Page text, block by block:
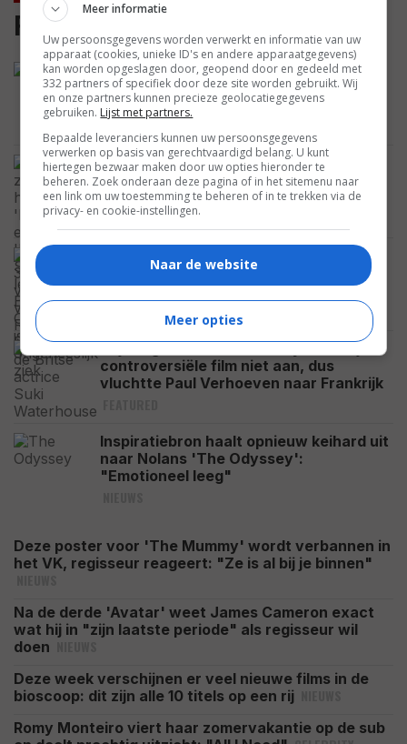
Film
Fans van 'John Wick' opgelet: Bob
Odenkirk schittert volgende week in
brute nieuwe actiehit op Prime Video
We zagen hem in 'Evil Dead' en zelfs
'Doctor Strange': legende Bruce
Campbell is ongeneeslijk ziek
CELEBRITY
Dit is de 34-jarige vrouw van Robert
Pattinson: de Britse actrice Suki
Waterhouse
controversiële film niet aan, dus
vluchtte Paul Verhoeven naar Frankrijk
Inspiratiebron haalt opnieuw keihard uit
naar Nolans 'The Odyssey':
"Emotioneel leeg"
Deze poster voor 'The Mummy' wordt verbannen in
het VK, regisseur reageert: "Ze is al bij je binnen"
Na de derde 'Avatar' weet James Cameron exact
wat hij in "zijn laatste periode" als regisseur wil
doen
Deze week verschijnen er veel nieuwe films in de
bioscoop: dit zijn alle 10 titels op een rij
Romy Monteiro viert haar zomervakantie op de sub
Meer informatie
Uw persoonsgegevens worden verwerkt en informatie van uw
apparaat (cookies, unieke ID's en andere apparaatgegevens)
kan worden opgeslagen door, geopend door en gedeeld met
332 partners of specifiek door deze site worden gebruikt. Wij
en onze partners kunnen precieze geolocatiegegevens
gebruiken. Lijst met partners.
Bepaalde leveranciers kunnen uw persoonsgegevens
verwerken op basis van gerechtvaardigd belang. U kunt
hiertegen bezwaar maken door uw opties hieronder te
beheren. Zoek onderaan deze pagina of in het sitemenu naar
een link om uw toestemming te beheren of in te trekken via de
privacy- en cookie-instellingen.
Naar de website
Meer opties